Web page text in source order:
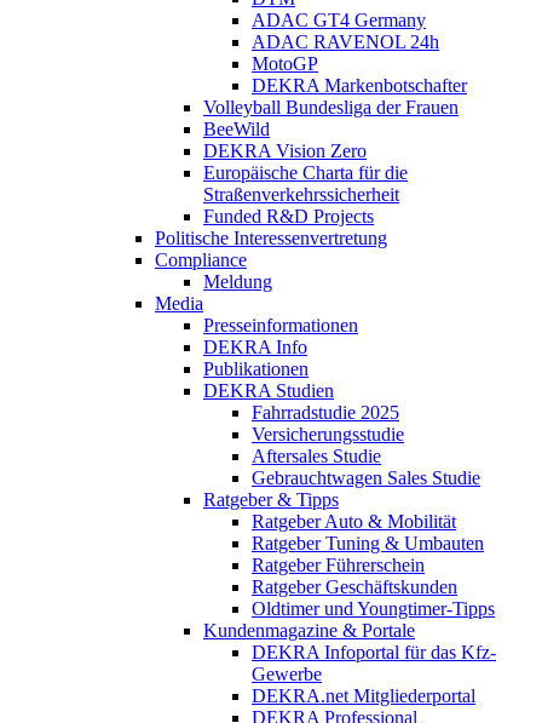
ADAC GT4 Germany
ADAC RAVENOL 24h
MotoGP
DEKRA Markenbotschafter
Volleyball Bundesliga der Frauen
BeeWild
DEKRA Vision Zero
Europäische Charta für die
Straßenverkehrssicherheit
Funded R&D Projects
Politische Interessenvertretung
Compliance
Meldung
Media
Presseinformationen
DEKRA Info
Publikationen
DEKRA Studien
Fahrradstudie 2025
Versicherungsstudie
Aftersales Studie
Gebrauchtwagen Sales Studie
Ratgeber & Tipps
Ratgeber Auto & Mobilität
Ratgeber Tuning & Umbauten
Ratgeber Führerschein
Ratgeber Geschäftskunden
Oldtimer und Youngtimer-Tipps
Kundenmagazine & Portale
DEKRA Infoportal für das Kfz-
Gewerbe
DEKRA.net Mitgliederportal
DEKRA Professional